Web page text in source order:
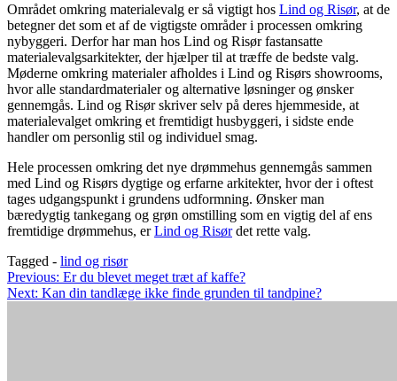
Området omkring materialevalg er så vigtigt hos Lind og Risør, at de
betegner det som et af de vigtigste områder i processen omkring
nybyggeri. Derfor har man hos Lind og Risør fastansatte
materialevalgsarkitekter, der hjælper til at træffe de bedste valg.
Møderne omkring materialer afholdes i Lind og Risørs showrooms,
hvor alle standardmaterialer og alternative løsninger og ønsker
gennemgås. Lind og Risør skriver selv på deres hjemmeside, at
materialevalget omkring et fremtidigt husbyggeri, i sidste ende
handler om personlig stil og individuel smag.
Hele processen omkring det nye drømmehus gennemgås sammen
med Lind og Risørs dygtige og erfarne arkitekter, hvor der i oftest
tages udgangspunkt i grundens udformning. Ønsker man
bæredygtig tankegang og grøn omstilling som en vigtig del af ens
fremtidige drømmehus, erLind og Risørdet rette valg.
Tagged - lind og risør
Indlægsnavigation
Previous: Er du blevet meget træt af kaffe?
Next: Kan din tandlæge ikke finde grunden til tandpine?